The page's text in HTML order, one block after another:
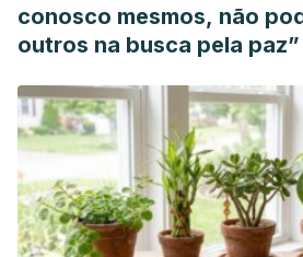
conosco mesmos, não
outros na busca pela paz”